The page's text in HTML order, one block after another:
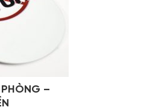
PHÒNG –